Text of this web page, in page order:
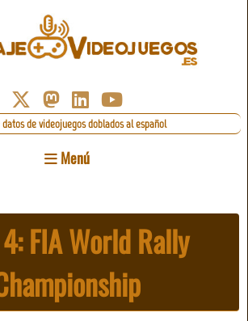
datos de videojuegos doblados al español
Menú
FIA World Rally